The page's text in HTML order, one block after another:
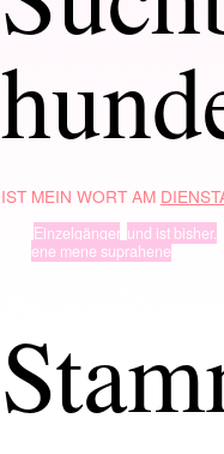
IST MEIN WORT AM
Einzelgänger, und ist bisher.
ene mene suprahene